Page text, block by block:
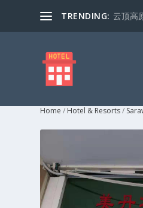
TRENDING: 云顶高
Home / Hotel & Resorts/